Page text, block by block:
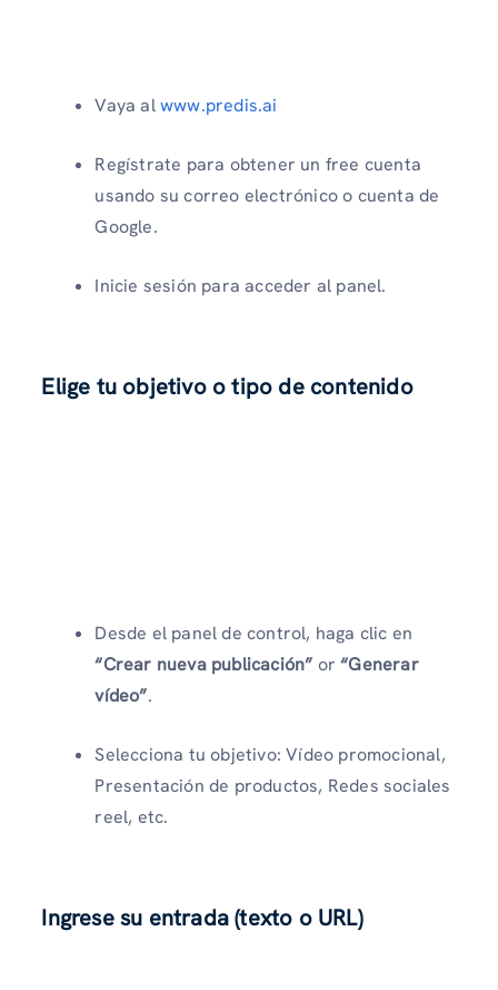
Vaya alwww.predis.ai
Regístrate para obtener un free cuenta
usando su correo electrónico o cuenta de
Google.
Inicie sesión para acceder al panel.
Elige tu objetivo o tipo de contenido
Desde el panel de control, haga clic en
“Crear nueva publicación” or“Generar
vídeo”.
Selecciona tu objetivo: Vídeo promocional,
Presentación de productos, Redes sociales
reel, etc.
Ingrese su entrada (texto o URL)